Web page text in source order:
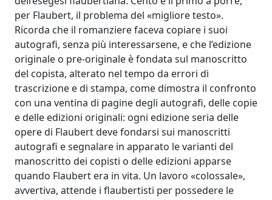
per Flaubert, il problema del «migliore testo».
Ricorda che il romanziere faceva copiare i suoi
autografi, senza più interessarsene, e che l’edizione
originale o pre-originale è fondata sul manoscritto
del copista, alterato nel tempo da errori di
trascrizione e di stampa, come dimostra il confronto
con una ventina di pagine degli autografi, delle copie
e delle edizioni originali: ogni edizione seria delle
opere di Flaubert deve fondarsi sui manoscritti
autografi e segnalare in apparato le varianti del
manoscritto dei copisti o delle edizioni apparse
quando Flaubert era in vita. Un lavoro «colossale»,
avvertiva, attende i flaubertisti per possedere le